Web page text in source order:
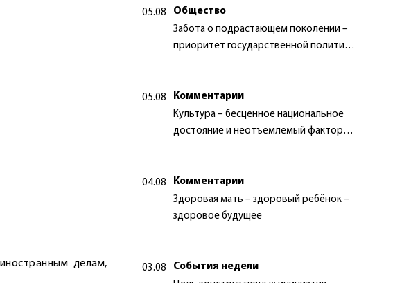
делам,
05.08
Общество
Забота о подрастающем поколении –
приоритет государственной политики
05.08
Комментарии
Культура – бесценное национальное
достояние и неотъемлемый фактор
04.08
Комментарии
Здоровая мать – здоровый ребёнок –
здоровое будущее
03.08
События недели